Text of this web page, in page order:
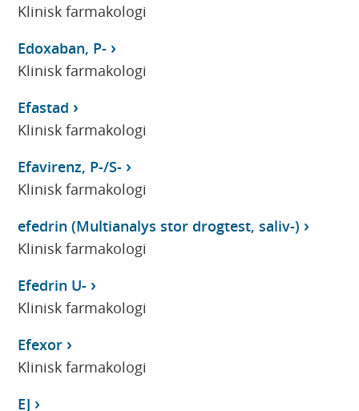
Klinisk farmakologi
Edoxaban, P-
Klinisk farmakologi
Efastad
Klinisk farmakologi
Efavirenz, P-/S-
Klinisk farmakologi
efedrin (Multianalys stor drogtest, saliv-)
Klinisk farmakologi
Efedrin U-
Klinisk farmakologi
Efexor
Klinisk farmakologi
EJ